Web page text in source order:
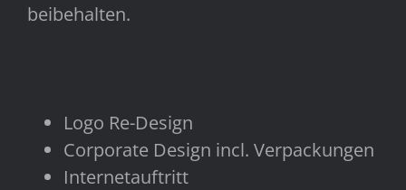
beibehalten.
Logo Re-Design
Corporate Design incl. Verpackungen
Internetauftritt